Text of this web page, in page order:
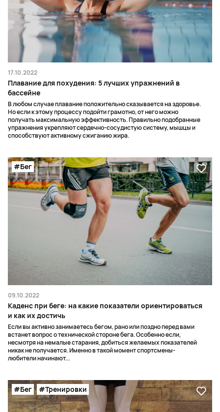
17.10.2022
Плавание для похудения: 5 лучших упражнений в
бассейне
В любом случае плавание положительно сказывается на здоровье.
Но если к этому процессу подойти грамотно, от него можно
получать максимальную эффективность. Правильно подобранные
упражнения укрепляют сердечно-сосудистую систему, мышцы и
способствуют активному сжиганию жира.
#Бег
09.10.2022
Каденс при беге: на какие показатели ориентироваться
и как их достичь
Если вы активно занимаетесь бегом, рано или поздно перед вами
встанет вопрос о технической стороне бега. Особенно если,
несмотря на немалые старания, добиться желаемых показателей
никак не получается. Именно в такой момент спортсмены-
любители начинают...
#Бег #Тренировки